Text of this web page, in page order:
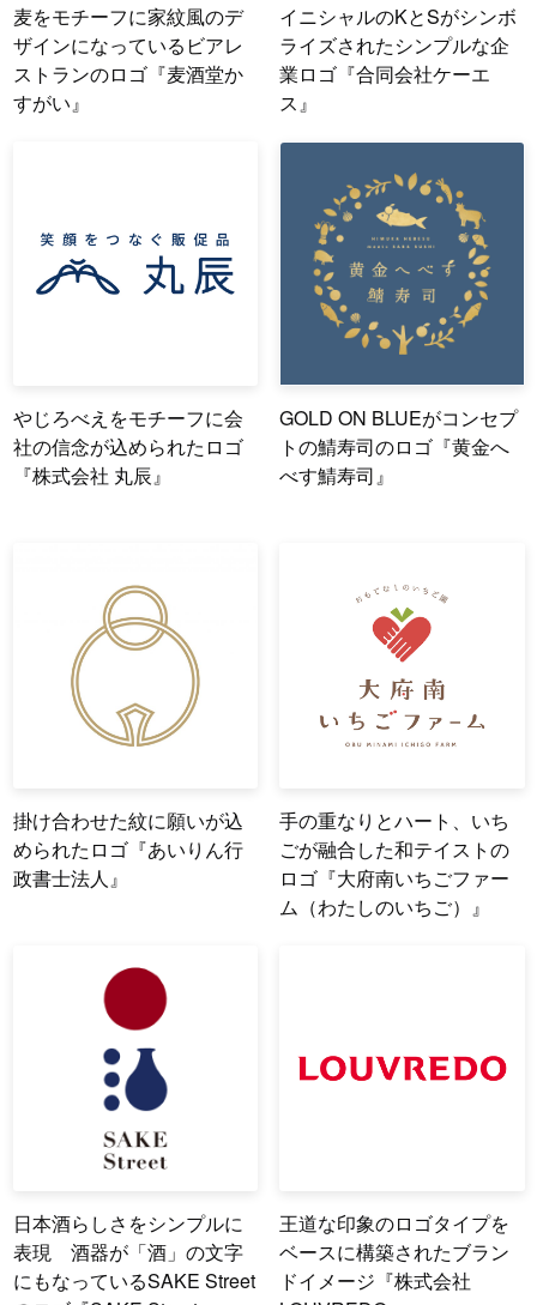
麦をモチーフに家紋風のデ
ザインになっているビアレ
ストランのロゴ『麦酒堂か
すがい』
イニシャルのKとSがシンボ
ライズされたシンプルな企
業ロゴ『合同会社ケーエ
ス』
やじろべえをモチーフに会
社の信念が込められたロゴ
『株式会社 丸辰』
GOLD ON BLUEがコンセプ
トの鯖寿司のロゴ『黄金へ
べす鯖寿司』
掛け合わせた紋に願いが込
められたロゴ『あいりん行
政書士法人』
手の重なりとハート、いち
ごが融合した和テイストの
ロゴ『大府南いちごファー
ム（わたしのいちご）』
日本酒らしさをシンプルに
表現 酒器が「酒」の文字
にもなっているSAKE Street
王道な印象のロゴタイプを
ベースに構築されたブラン
ドイメージ『株式会社